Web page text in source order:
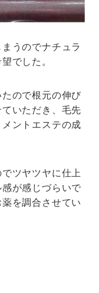
うのでナチュラ
でした。
ので根元の伸び
いただき、毛先
ントエステの成
ツヤツヤに仕上
が感じづらいで
を調合させてい